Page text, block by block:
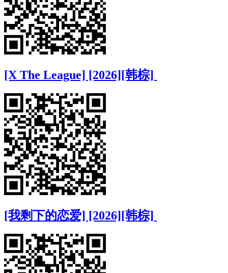
[X The League] [2026][韩棕]
[我剩下的恋爱] [2026][韩棕]